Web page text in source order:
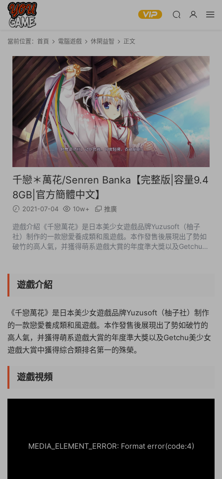
當前位置： 首頁 電腦遊戲 休閑益智 正文
千戀＊萬花/Senren Banka【完整版|容量9.4
8GB|官方簡體中文】
2021-07-04 10w+ 推廣
遊戲介紹《千戀萬花》是日本美少女遊戲品牌Yuzusoft（柚子
社）制作的一款戀愛養成類和風遊戲。本作發售後展現出了勢如
破竹的高人氣，并獲得萌系遊戲大賞的年度準大獎以及Getchu美
遊戲介紹
《千戀萬花》是日本美少女遊戲品牌Yuzusoft（柚子社）制作
的一款戀愛養成類和風遊戲。本作發售後展現出了勢如破竹的
高人氣，并獲得萌系遊戲大賞的年度準大獎以及Getchu美少女
遊戲大賞中獲得綜合類排名第一的殊榮。
遊戲視頻
MEDIA_ELEMENT_ERROR: Format error(code:4)